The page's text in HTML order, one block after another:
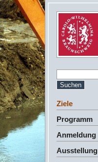
Ziele
Programm
Anmeldung
Ausstellung